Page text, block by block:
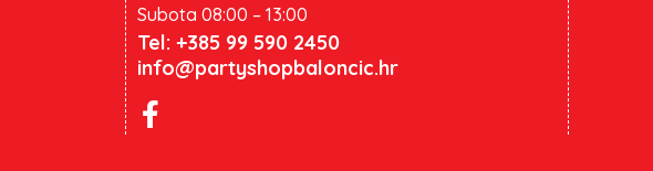
Subota 08:00 – 13:00
Tel: +385 99 590 2450
info@partyshopbaloncic.hr